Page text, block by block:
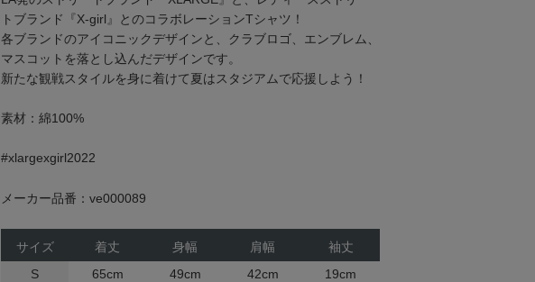
トブランド『X-girl』とのコラボレーションTシャツ！
各ブランドのアイコニックデザインと、クラブロゴ、エンブレム、
マスコットを落とし込んだデザインです。
新たな観戦スタイルを身に着けて夏はスタジアムで応援しよう！
素材：綿100%
#xlargexgirl2022
メーカー品番：ve000089
サイズ 着丈 身幅 肩幅
袖丈
S
65cm 49cm 42cm
19cm